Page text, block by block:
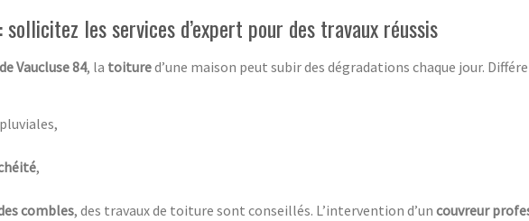
les services d’expert pour des travaux réussis
Vaucluse 84, la toitured’une maison peut subir des dégradations chaque jour.
,
combles, des travaux de toiture sont conseillés. L’intervention d’un couvreur